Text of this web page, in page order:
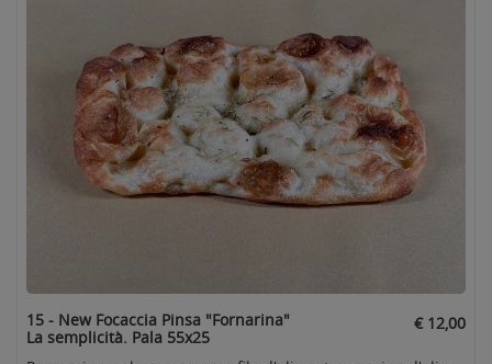
15 - New Focaccia Pinsa "Fornarina"
La semplicità. Pala 55x25
€ 12,00